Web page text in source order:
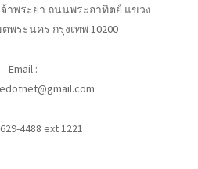
าพระยา ถนนพระอาทิตย์ แขวง
พระนคร กรุงเทพ 10200
Email :
4488 ext 1221